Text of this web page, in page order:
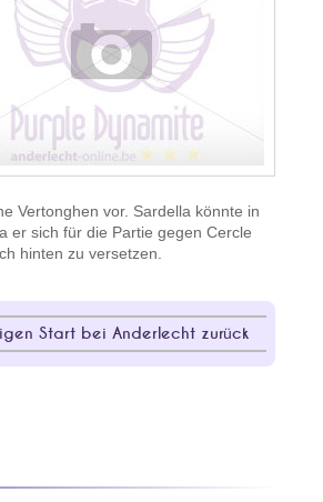
Vertonghen vor. Sardella könnte in
er sich für die Partie gegen Cercle
hinten zu versetzen.
Start bei Anderlecht zurück